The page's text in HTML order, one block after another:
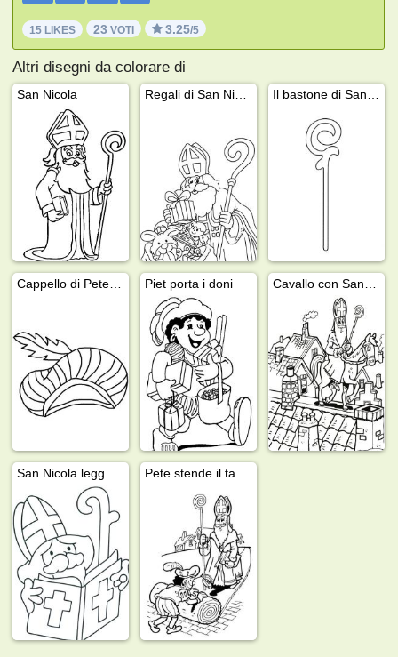
15 LIKES 23 VOTI 3.25/5
Altri disegni da colorare di
San Nicola
Piet porta i doni